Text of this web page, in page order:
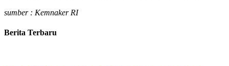
sumber : Kemnaker RI
Berita Terbaru